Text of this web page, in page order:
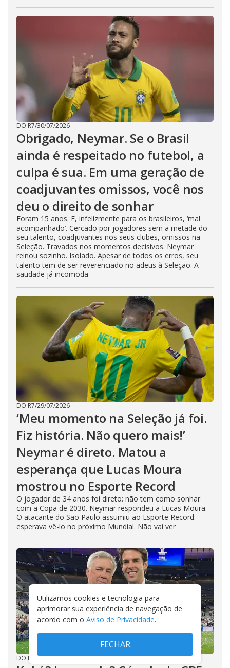
DO R7/30/07/2026
Obrigado, Neymar. Se o Brasil
ainda é respeitado no futebol, a
culpa é sua. Em uma geração de
coadjuvantes omissos, você nos
deu o direito de sonhar
Foram 15 anos. E, infelizmente para os brasileiros, ‘mal
acompanhado’. Cercado por jogadores sem a metade do
seu talento, coadjuvantes nos seus clubes, omissos na
Seleção. Travados nos momentos decisivos. Neymar
reinou sozinho. Isolado. Apesar de todos os erros, seu
talento tem de ser reverenciado no adeus à Seleção. A
saudade já incomoda
DO R7/29/07/2026
‘Meu momento na Seleção já foi.
Fiz história. Não quero mais!’
Neymar é direto. Matou a
esperança que Lucas Moura
mostrou no Esporte Record
O jogador de 34 anos foi direto: não tem como sonhar
com a Copa de 2030. Neymar respondeu a Lucas Moura.
O atacante do São Paulo assumiu ao Esporte Record:
esperava vê-lo no próximo Mundial. Não vai ver
DO R7 28/07/2026
Utilizamos cookies e tecnologia para
aprimorar sua experiência de navegação de
acordo com o Aviso de Privacidade.
FECHAR